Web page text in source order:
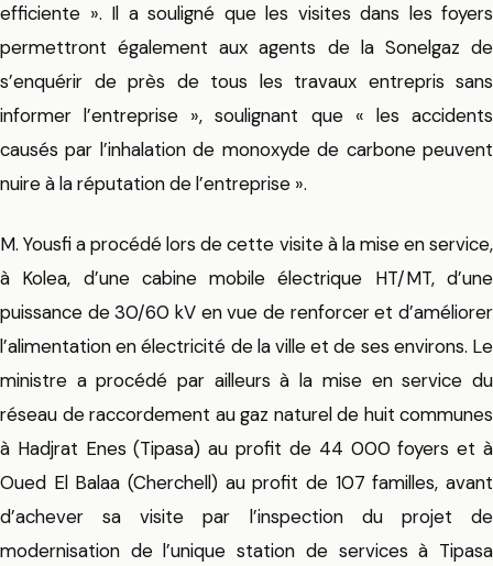
efficiente ». Il a souligné que les visites dans les foyers
permettront également aux agents de la Sonelgaz de
s’enquérir de près de tous les travaux entrepris sans
informer l’entreprise », soulignant que « les accidents
causés par l’inhalation de monoxyde de carbone peuvent
nuire à la réputation de l’entreprise ».
M. Yousfi a procédé lors de cette visite à la mise en service,
à Kolea, d’une cabine mobile électrique HT/MT, d’une
puissance de 30/60 kV en vue de renforcer et d’améliorer
l’alimentation en électricité de la ville et de ses environs. Le
ministre a procédé par ailleurs à la mise en service du
réseau de raccordement au gaz naturel de huit communes
à Hadjrat Enes (Tipasa) au profit de 44 000 foyers et à
Oued El Balaa (Cherchell) au profit de 107 familles, avant
d’achever sa visite par l’inspection du projet de
modernisation de l’unique station de services à Tipasa